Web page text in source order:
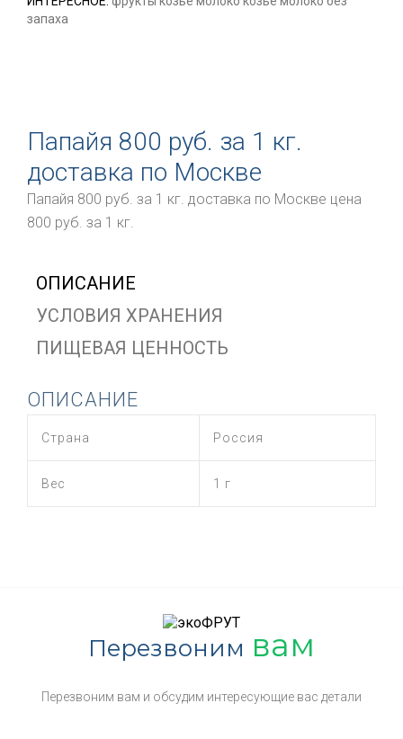
запаха
Папайя 800 руб. за 1 кг.
доставка по Москве
Папайя 800 руб. за 1 кг. доставка по Москве цена
800 руб. за 1 кг.
ОПИСАНИЕ
УСЛОВИЯ ХРАНЕНИЯ
ПИЩЕВАЯ ЦЕННОСТЬ
ОПИСАНИЕ
Страна Россия
Вес 1 г
Перезвоним вам
Перезвоним вам и обсудим интересующие вас детали